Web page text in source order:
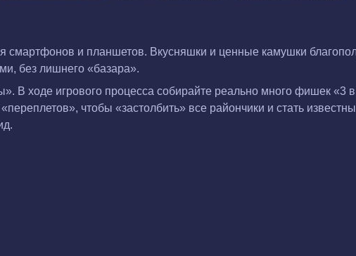
смартфонов и планшетов. Вкусняшки и ценные камушки
без лишнего «базара».
В ходе игрового процесса собирайте реально много фишек «3
чтобы «застолбить» все райончики и стать